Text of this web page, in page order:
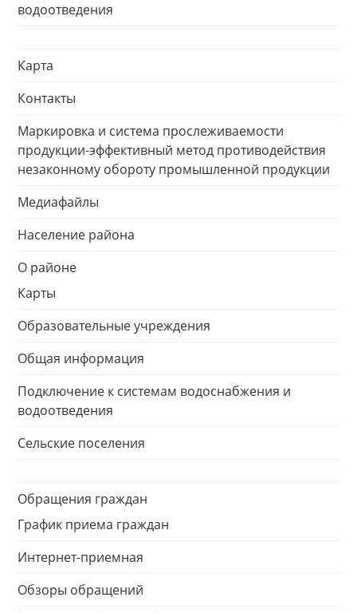
водоотведения
Карта
Контакты
Маркировка и система прослеживаемости
продукции-эффективный метод противодействия
незаконному обороту промышленной продукции
Медиафайлы
Население района
О районе
Карты
Образовательные учреждения
Общая информация
Подключение к системам водоснабжения и
водоотведения
Сельские поселения
Обращения граждан
График приема граждан
Интернет-приемная
Обзоры обращений